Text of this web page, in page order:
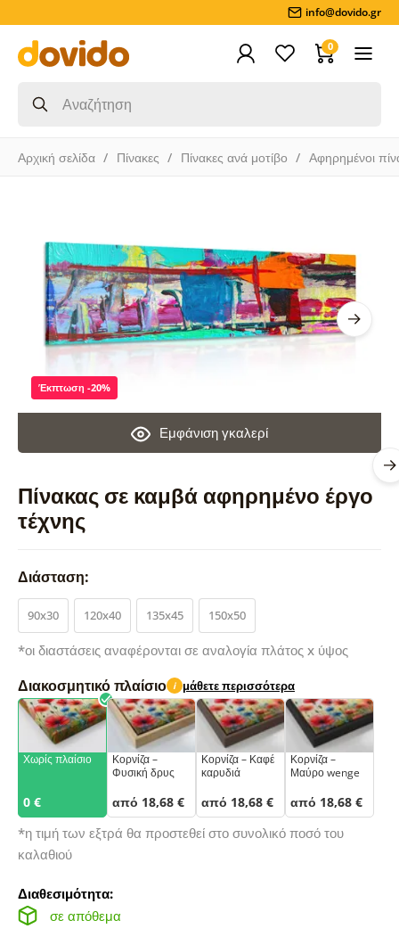
info@dovido.gr
0
Αρχική σελίδα Πίνακες Πίνακες ανά μοτίβο Αφηρημένοι
Πίνακας σε καμβά αφηρημένο έργο
τέχνης
Εμφάνιση γκαλερί
Έκπτωση -20%
Διάσταση:
90x30 120x40 135x45 150x50
*οι διαστάσεις αναφέρονται σε αναλογία πλάτος x ύψος
Διακοσμητικό πλαίσιο i μάθετε περισσότερα
Χωρίς πλαίσιο
0 €
Κορνίζα –
Φυσική δρυς
από 18,68 €
Κορνίζα – Καφέ
καρυδιά
από 18,68 €
Κορνίζα –
Μαύρο wenge
από 18,68 €
*η τιμή των εξτρά θα προστεθεί στο συνολικό ποσό του
καλαθιού
Διαθεσιμότητα:
σε απόθεμα